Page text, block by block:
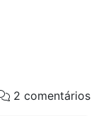
2 comentários